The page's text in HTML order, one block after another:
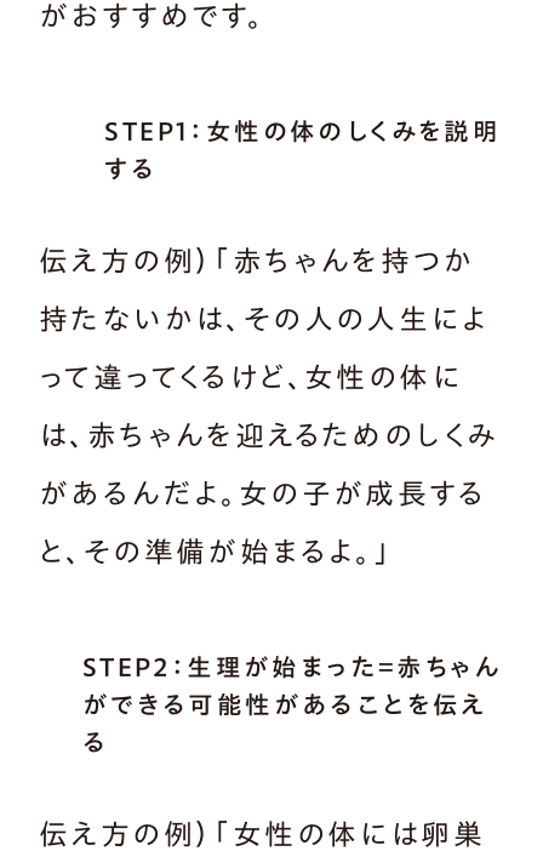
がおすすめです。
STEP1：女性の体のしくみを説明
する
伝え方の例）「赤ちゃんを持つか
持たないかは、その人の人生によ
って違ってくるけど、女性の体に
は、赤ちゃんを迎えるためのしくみ
があるんだよ。女の子が成長する
と、その準備が始まるよ。」
STEP2：生理が始まった＝赤ちゃん
ができる可能性があることを伝え
る
伝え方の例）「女性の体には卵巣